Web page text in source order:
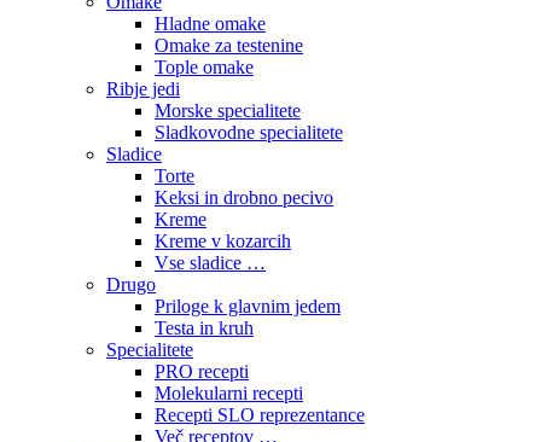
Hladne omake
Omake za testenine
Tople omake
Ribje jedi
Morske specialitete
Sladkovodne specialitete
Sladice
Torte
Keksi in drobno pecivo
Kreme
Kreme v kozarcih
Vse sladice …
Drugo
Priloge k glavnim jedem
Testa in kruh
Specialitete
PRO recepti
Molekularni recepti
Recepti SLO reprezentance
Več receptov …